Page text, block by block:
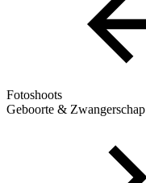
Fotoshoots
Geboorte & Zwangerschap